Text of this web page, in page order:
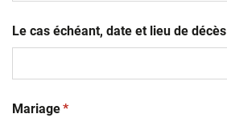
Le cas échéant, date et lieu de décès
Mariage(obligatoire)
*